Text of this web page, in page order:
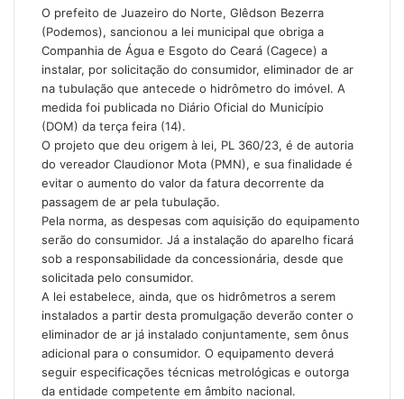
l
O prefeito de Juazeiro do Norte, Glêdson Bezerra
(Podemos), sancionou a lei municipal que obriga a
Companhia de Água e Esgoto do Ceará (Cagece) a
instalar, por solicitação do consumidor, eliminador de ar
na tubulação que antecede o hidrômetro do imóvel. A
medida foi publicada no Diário Oficial do Município
(DOM) da terça feira (14).
O projeto que deu origem à lei, PL 360/23, é de autoria
do vereador Claudionor Mota (PMN), e sua finalidade é
evitar o aumento do valor da fatura decorrente da
passagem de ar pela tubulação.
Pela norma, as despesas com aquisição do equipamento
serão do consumidor. Já a instalação do aparelho ficará
sob a responsabilidade da concessionária, desde que
solicitada pelo consumidor.
A lei estabelece, ainda, que os hidrômetros a serem
instalados a partir desta promulgação deverão conter o
eliminador de ar já instalado conjuntamente, sem ônus
adicional para o consumidor. O equipamento deverá
seguir especificações técnicas metrológicas e outorga
da entidade competente em âmbito nacional.